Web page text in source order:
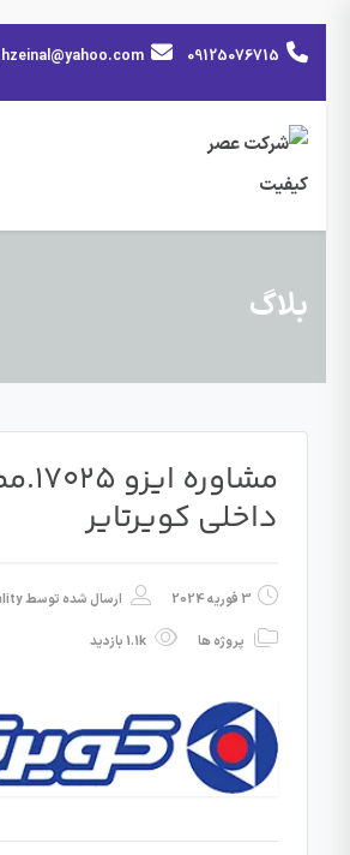
09125076715
hzeinal@yahoo.com
بلاگ
داخلی کویرتایر
3 فوریه 2024 ارسال شده توسط
پروژه ها